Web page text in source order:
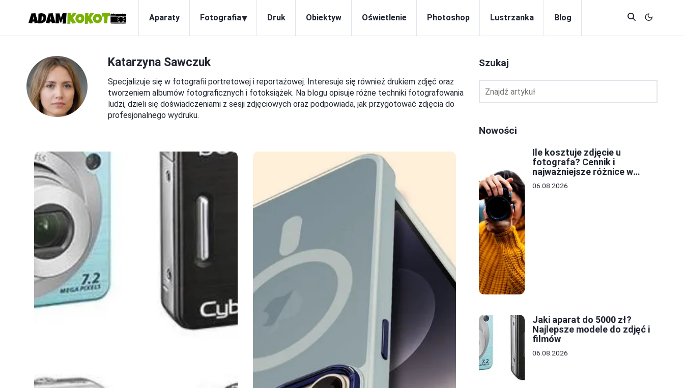
Aparaty Fotografia▾ Druk Obiektyw Oświetlenie Photoshop Lustrzanka Blog
Katarzyna Sawczuk
Specjalizuje się w fotografii portretowej i reportażowej. Interesuje się również drukiem zdjęć oraz
tworzeniem albumów fotograficznych i fotoksiążek. Na blogu opisuje różne techniki fotografowania
ludzi, dzieli się doświadczeniami z sesji zdjęciowych oraz podpowiada, jak przygotować zdjęcia do
profesjonalnego wydruku.
Szukaj
Nowości
Ile kosztuje zdjęcie u
fotografa? Cennik i
najważniejsze różnice w
cenach
06.08.2026
Jaki aparat do 5000 zł?
Najlepsze modele do zdjęć i
filmów
06.08.2026